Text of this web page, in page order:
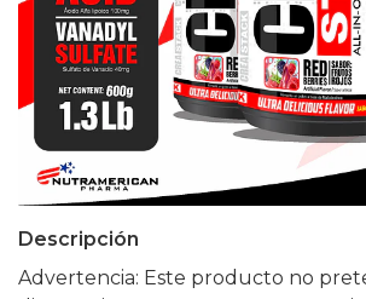
Descripción
Advertencia: Este producto no